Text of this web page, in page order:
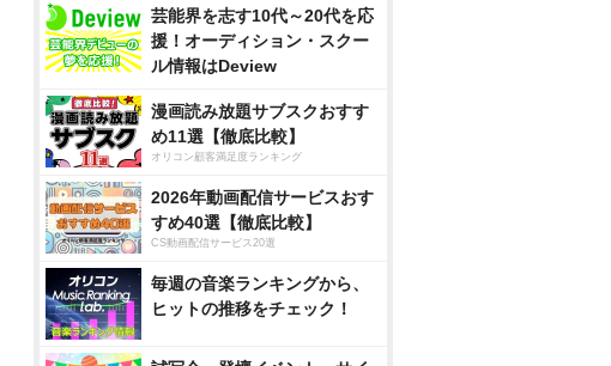
芸能界を志す10代～20代を応
援！オーディション・スクー
ル情報はDeview
漫画読み放題サブスクおすす
め11選【徹底比較】
オリコン顧客満足度ランキング
2026年動画配信サービスおす
すめ40選【徹底比較】
CS動画配信サービス20選
毎週の音楽ランキングから、
ヒットの推移をチェック！